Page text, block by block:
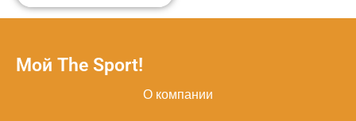
Мой The Sport!
О компании